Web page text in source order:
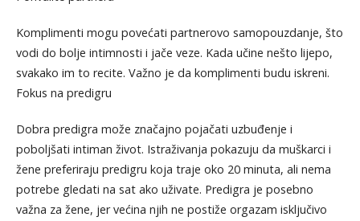
Komplimenti mogu povećati partnerovo samopouzdanje, što
vodi do bolje intimnosti i jače veze. Kada učine nešto lijepo,
svakako im to recite. Važno je da komplimenti budu iskreni.
Fokus na predigru
Dobra predigra može značajno pojačati uzbuđenje i
poboljšati intiman život. Istraživanja pokazuju da muškarci i
žene preferiraju predigru koja traje oko 20 minuta, ali nema
potrebe gledati na sat ako uživate. Predigra je posebno
važna za žene, jer većina njih ne postiže orgazam isključivo